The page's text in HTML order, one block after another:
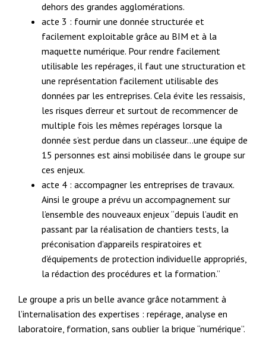
dehors des grandes agglomérations.
acte 3 : fournir une donnée structurée et
facilement exploitable grâce au BIM et à la
maquette numérique. Pour rendre facilement
utilisable les repérages, il faut une structuration et
une représentation facilement utilisable des
données par les entreprises. Cela évite les ressaisis,
les risques d’erreur et surtout de recommencer de
multiple fois les mêmes repérages lorsque la
donnée s’est perdue dans un classeur…une équipe de
15 personnes est ainsi mobilisée dans le groupe sur
ces enjeux.
acte 4 : accompagner les entreprises de travaux.
Ainsi le groupe a prévu un accompagnement sur
l’ensemble des nouveaux enjeux “depuis l’audit en
passant par la réalisation de chantiers tests, la
préconisation d’appareils respiratoires et
d’équipements de protection individuelle appropriés,
la rédaction des procédures et la formation.”
Le groupe a pris un belle avance grâce notamment à
l’internalisation des expertises : repérage, analyse en
laboratoire, formation, sans oublier la brique “numérique”.